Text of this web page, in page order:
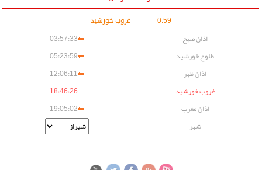
0:59 مانده تاغروب خورشید
اذان صبح
03:57:33
طلوع خورشید
05:23:59
اذان ظهر
12:06:11
غروب خورشید
18:46:26
اذان مغرب
19:05:02
شهر